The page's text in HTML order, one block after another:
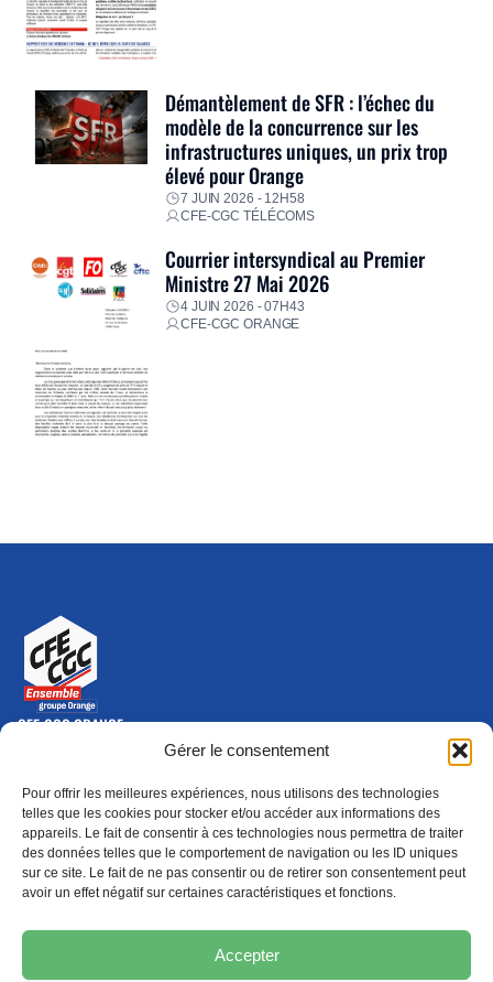
Gérer le consentement
Pour offrir les meilleures expériences, nous utilisons des technologies
telles que les cookies pour stocker et/ou accéder aux informations des
appareils. Le fait de consentir à ces technologies nous permettra de traiter
des données telles que le comportement de navigation ou les ID uniques
sur ce site. Le fait de ne pas consentir ou de retirer son consentement peut
avoir un effet négatif sur certaines caractéristiques et fonctions.
Accepter
Démantèlement de SFR : l’échec du
modèle de la concurrence sur les
infrastructures uniques, un prix trop
élevé pour Orange
7 JUIN 2026 - 12H58
CFE-CGC TÉLÉCOMS
Courrier intersyndical au Premier
Ministre 27 Mai 2026
4 JUIN 2026 - 07H43
CFE-CGC ORANGE
CFE-CGC ORANGE
10-12 rue Saint Amand, 75015 Paris Cedex 15
Nous contacter
01 46 79 28 74
S'ABONNER(NOUVELLE FENÊTRE)
ADHÉRER
Épargne
(nouvelle fenêtre) Formation
(nouvelle fenêtre)